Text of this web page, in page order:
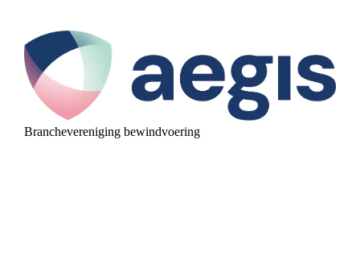
Branchevereniging bewindvoering